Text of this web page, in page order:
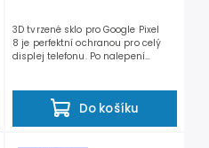
Do košíku
3D tvrzené sklo pro Google Pixel
8 je perfektní ochranou pro celý
displej telefonu. Po nalepení